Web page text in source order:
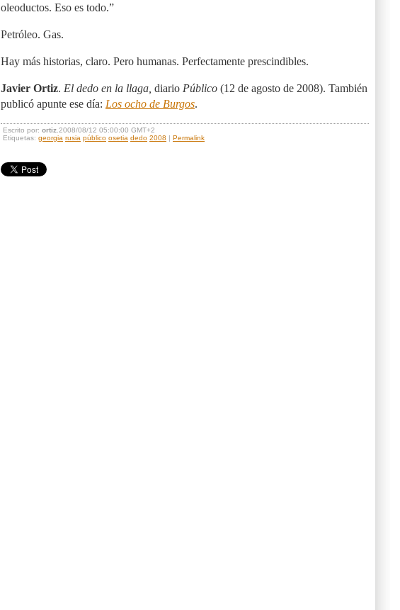
oleoductos. Eso es todo.”
Petróleo. Gas.
Hay más historias, claro. Pero humanas. Perfectamente prescindibles.
Javier Ortiz. El dedo en la llaga, diario Público (12 de agosto de 2008). También
publicó apunte ese día: Los ocho de Burgos.
Escrito por: ortiz .2008/08/12 05:00:00 GMT+2
Etiquetas: georgia rusia público osetia dedo 2008 | Permalink